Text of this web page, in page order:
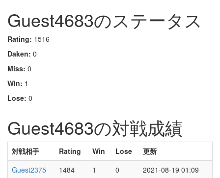
Guest4683のステータス
Rating: 1516
Daken: 0
Miss: 0
Win: 1
Lose: 0
Guest4683の対戦成績
対戦相手 Rating Win Lose
更新
Guest2375
1484 1 0 2021-08-19 01:09